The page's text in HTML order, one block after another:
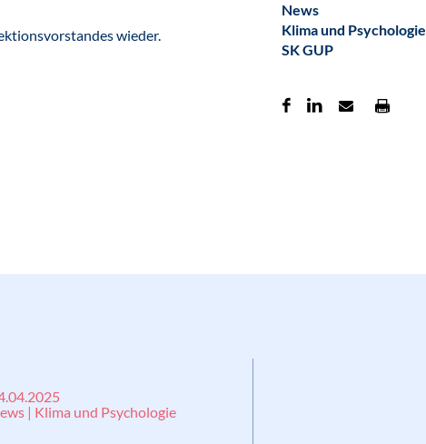
wieder.
News
Klima und Psychologie
SK GUP
| Klima und Psychologie